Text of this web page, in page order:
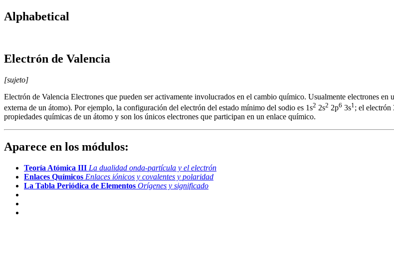
Alphabetical
Electrón de Valencia
[sujeto]
Electrón de Valencia Electrones que pueden ser activamente involucrados en el cambio químico. Usualmente electrones
externa de un átomo). Por ejemplo, la configuración del electrón del estado mínimo del sodio es 1s2 2s2 2p6 3s1 ; el electrón
propiedades químicas de un átomo y son los únicos electrones que participan en un enlace químico.
Aparece en los módulos:
Teoría Atómica III La dualidad onda-partícula y el electrón
Enlaces Químicos Enlaces iónicos y covalentes y polaridad
La Tabla Periódica de Elementos Orígenes y significado